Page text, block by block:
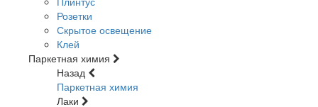
Розетки
Скрытое освещение
Клей
Паркетная химия
Назад
Паркетная химия
Лаки